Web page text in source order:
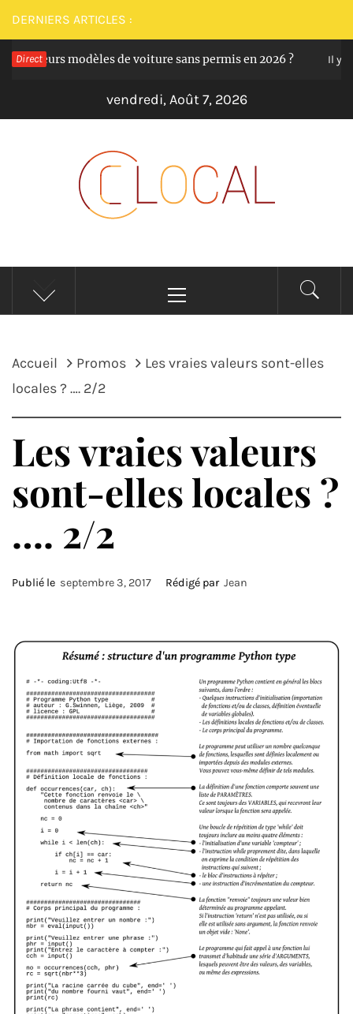
Passer
au
contenu
DERNIERS ARTICLES :
Direct modèles de voiture sans permis en 2026 ? Il y a
vendredi, Août 7, 2026
CLOCAL
De la proximité dans vos services
principal
Accueil Promos
Les vraies valeurs sont-elles
locales ? …. 2/2
Les vraies valeurs
sont-elles locales ?
…. 2/2
Publié le septembre 3, 2017 Rédigé par Jean